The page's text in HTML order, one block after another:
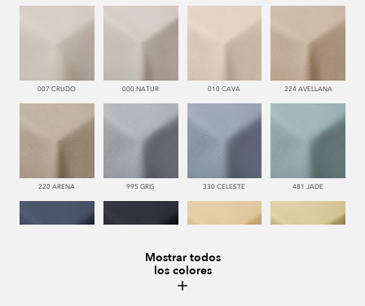
007 CRUDO 000 NATUR 010 CAVA 224 AVELLANA
220 ARENA 995 GRIS 330 CELESTE 481 JADE
Mostrar todos
los colores